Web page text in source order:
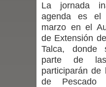
proceso
Se activa
las bajas
La jornada
agenda es el
marzo en el
de Extensión
Talca, donde
parte de
participarán de
de